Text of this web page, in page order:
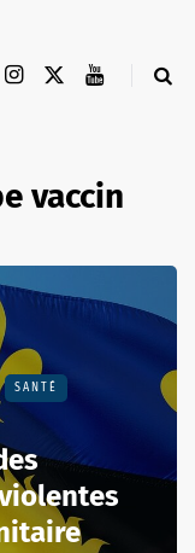
vaccin
SANTÉ